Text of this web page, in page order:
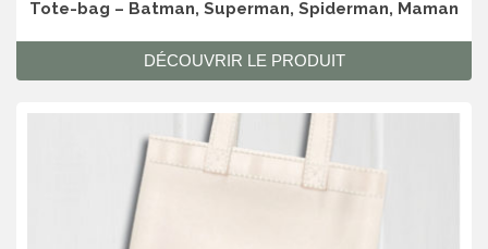
Tote-bag – Batman, Superman, Spiderman, Maman
DÉCOUVRIR LE PRODUIT